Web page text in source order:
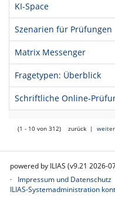
KI-Space
Szenarien für Prüfungen
Matrix Messenger
Fragetypen: Überblick
Schriftliche Online-
(1 - 10 von 312) zurück | weiter
powered by ILIAS (v9.21 2026-
Impressum und Datenschutz
ILIAS-Systemadministration